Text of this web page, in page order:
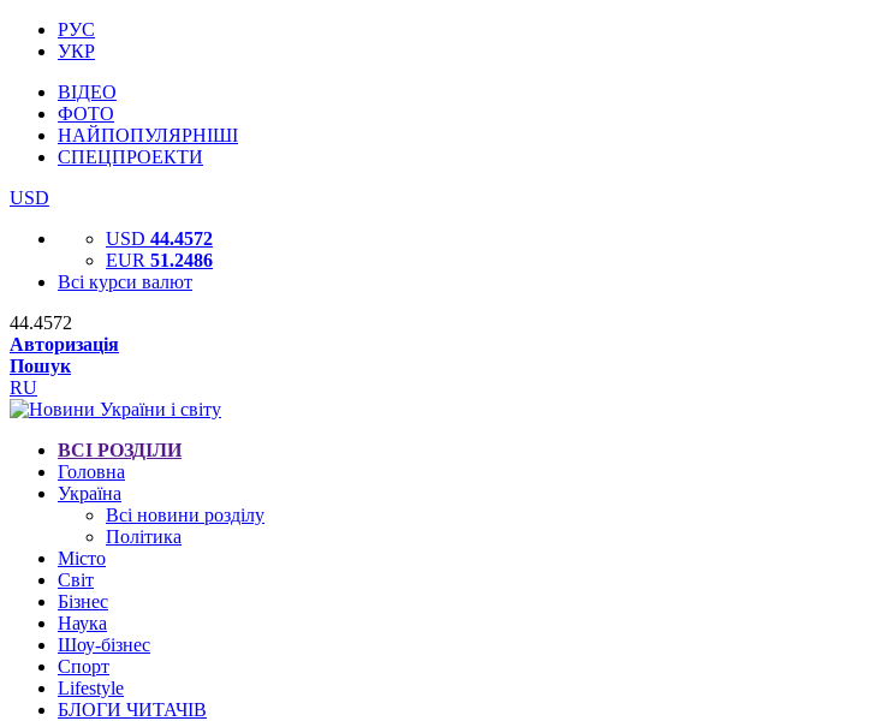
РУС
УКР
ВІДЕО
ФОТО
НАЙПОПУЛЯРНІШІ
СПЕЦПРОЕКТИ
USD
USD 44.4572
EUR 51.2486
Всі курси валют
44.4572
Авторизація
Пошук
RU
ВСІ РОЗДІЛИ
Головна
Україна
Всі новини розділу
Політика
Місто
Світ
Бізнес
Наука
Шоу-бізнес
Спорт
Lifestyle
БЛОГИ ЧИТАЧІВ